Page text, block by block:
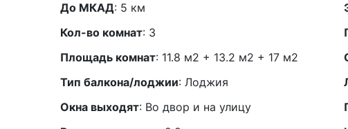
До МКАД: 5 км
Кол-во комнат: 3
Площадь комнат: 11.8 м2 + 13.2 м2 + 17 м2
Тип балкона/лоджии: Лоджия
Окна выходят: Во двор и на улицу